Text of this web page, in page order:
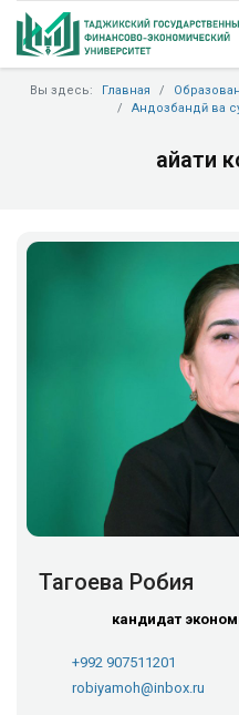
Вы здесь: Главная
Андозбандӣ ва
Ҳайати
Тагоева Робия
кандидат
+992 907511201
robiyamoh@inbox.ru